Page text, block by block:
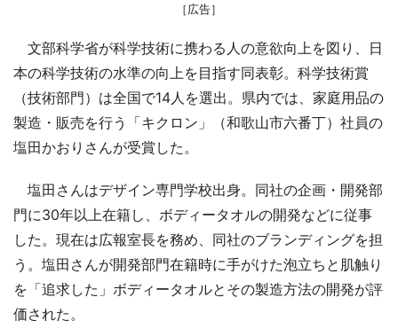
［広告］
文部科学省が科学技術に携わる人の意欲向上を図り、日
本の科学技術の水準の向上を目指す同表彰。科学技術賞
（技術部門）は全国で14人を選出。県内では、家庭用品の
製造・販売を行う「キクロン」（和歌山市六番丁）社員の
塩田かおりさんが受賞した。
塩田さんはデザイン専門学校出身。同社の企画・開発部
門に30年以上在籍し、ボディータオルの開発などに従事
した。現在は広報室長を務め、同社のブランディングを担
う。塩田さんが開発部門在籍時に手がけた泡立ちと肌触り
を「追求した」ボディータオルとその製造方法の開発が評
価された。